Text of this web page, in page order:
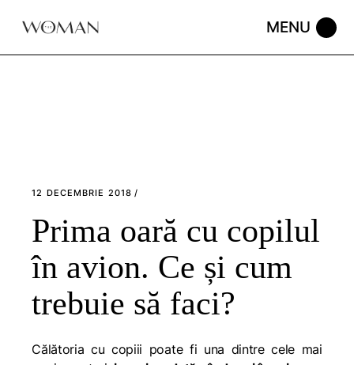
12 DECEMBRIE 2018
Prima oară cu copilul
în avion. Ce și cum
trebuie să faci?
Călătoria cu copiii poate fi una dintre cele mai